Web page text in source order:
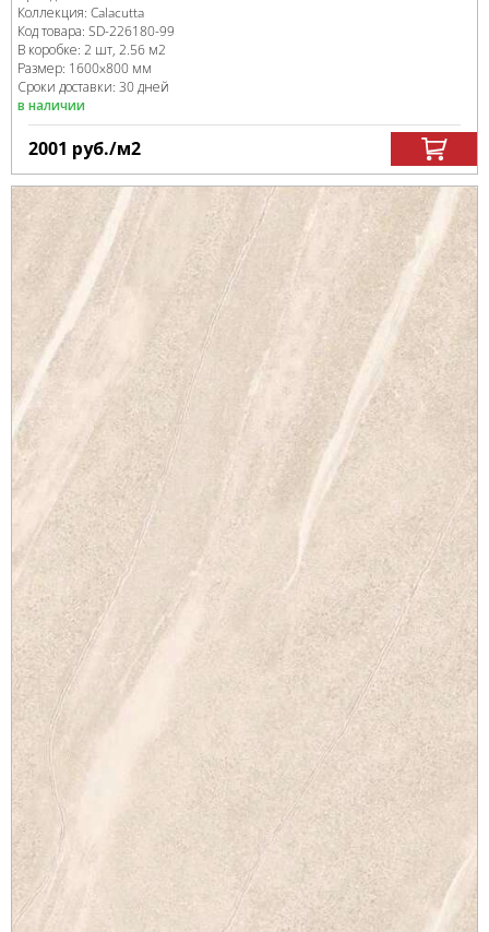
Коллекция: Calacutta
Код товара: SD-226180-99
В коробке: 2 шт, 2.56 м2
Размер: 1600x800 мм
Сроки доставки: 30 дней
в наличии
2001 руб./м2